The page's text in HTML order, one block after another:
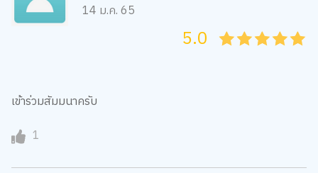
14 ม.ค. 65
45
4
35
3
25
2
15
1
05
5.0
เข้าร่วมสัมมนาครับ
1